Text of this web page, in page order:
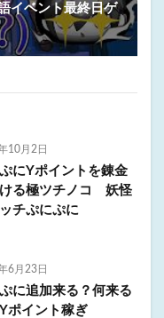
イベント最終日ゲ
10月2日
にYポイントを錬金
ける極ツチノコ 妖怪
チぷにぷに
6月23日
に追加来る？何来る
ポイント稼ぎ